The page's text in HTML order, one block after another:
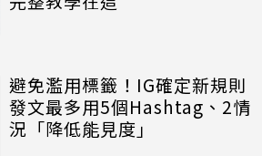
避免濫用標籤！IG確定新規則
發文最多用5個Hashtag、2情
況「降低能見度」